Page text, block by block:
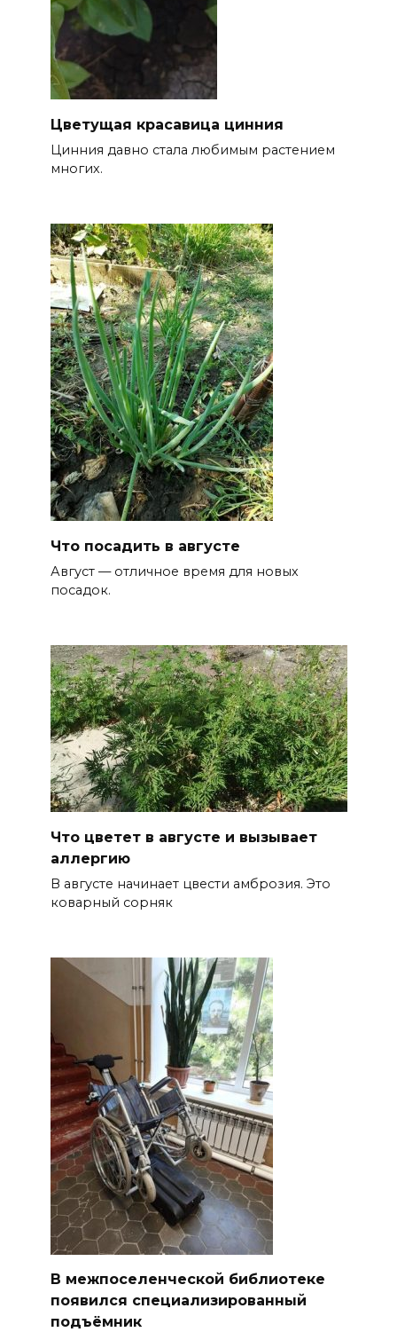
Цветущая красавица цинния
Цинния давно стала любимым растением
многих.
Что посадить в августе
Август — отличное время для новых
посадок.
Что цветет в августе и вызывает
аллергию
В августе начинает цвести амброзия. Это
коварный сорняк
В межпоселенческой библиотеке
появился специализированный
подъёмник